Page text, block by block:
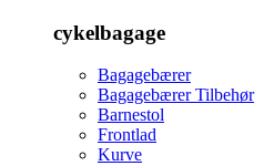
cykelbagage
Bagagebærer
Bagagebærer Tilbehør
Barnestol
Frontlad
Kurve